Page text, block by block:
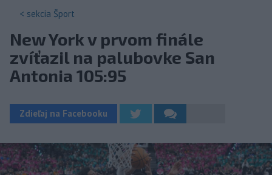
< sekcia Šport
New York v prvom finále
zvíťazil na palubovke San
Antonia 105:95
Zdieľaj na Facebooku